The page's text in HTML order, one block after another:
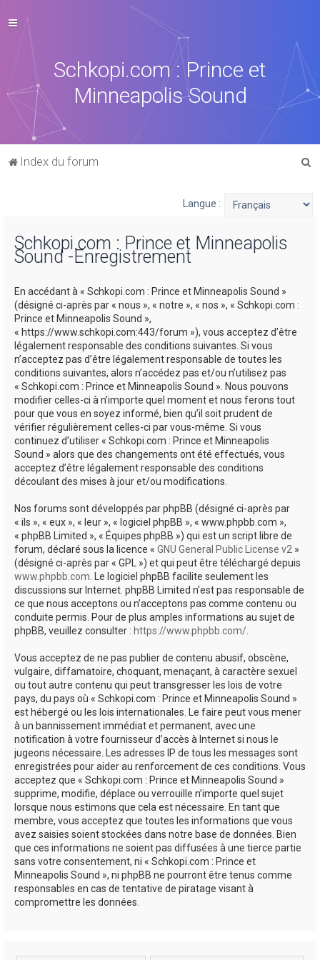
Schkopi.com : Prince et
Minneapolis Sound
Index du forum
Langue :
Schkopi.com : Prince et Minneapolis
Sound -Enregistrement
En accédant à « Schkopi.com : Prince et Minneapolis Sound »
(désigné ci-après par « nous », « notre », « nos », « Schkopi.com :
Prince et Minneapolis Sound »,
« https://www.schkopi.com:443/forum »), vous acceptez d’être
légalement responsable des conditions suivantes. Si vous
n’acceptez pas d’être légalement responsable de toutes les
conditions suivantes, alors n’accédez pas et/ou n’utilisez pas
« Schkopi.com : Prince et Minneapolis Sound ». Nous pouvons
modifier celles-ci à n’importe quel moment et nous ferons tout
pour que vous en soyez informé, bien qu’il soit prudent de
vérifier régulièrement celles-ci par vous-même. Si vous
continuez d’utiliser « Schkopi.com : Prince et Minneapolis
Sound » alors que des changements ont été effectués, vous
acceptez d’être légalement responsable des conditions
découlant des mises à jour et/ou modifications.
Nos forums sont développés par phpBB (désigné ci-après par
« ils », « eux », « leur », « logiciel phpBB », « www.phpbb.com »,
« phpBB Limited », « Équipes phpBB ») qui est un script libre de
forum, déclaré sous la licence « GNU General Public License v2 »
(désigné ci-après par « GPL ») et qui peut être téléchargé depuis
www.phpbb.com . Le logiciel phpBB facilite seulement les
discussions sur Internet. phpBB Limited n’est pas responsable de
ce que nous acceptons ou n’acceptons pas comme contenu ou
conduite permis. Pour de plus amples informations au sujet de
phpBB, veuillez consulter : https://www.phpbb.com/
Vous acceptez de ne pas publier de contenu abusif, obscène,
vulgaire, diffamatoire, choquant, menaçant, à caractère sexuel
ou tout autre contenu qui peut transgresser les lois de votre
pays, du pays où « Schkopi.com : Prince et Minneapolis Sound »
est hébergé ou les lois internationales. Le faire peut vous mener
à un bannissement immédiat et permanent, avec une
notification à votre fournisseur d’accès à Internet si nous le
jugeons nécessaire. Les adresses IP de tous les messages sont
enregistrées pour aider au renforcement de ces conditions. Vous
acceptez que « Schkopi.com : Prince et Minneapolis Sound »
supprime, modifie, déplace ou verrouille n’importe quel sujet
lorsque nous estimons que cela est nécessaire. En tant que
membre, vous acceptez que toutes les informations que vous
avez saisies soient stockées dans notre base de données. Bien
que ces informations ne soient pas diffusées à une tierce partie
sans votre consentement, ni « Schkopi.com : Prince et
Minneapolis Sound », ni phpBB ne pourront être tenus comme
responsables en cas de tentative de piratage visant à
compromettre les données.